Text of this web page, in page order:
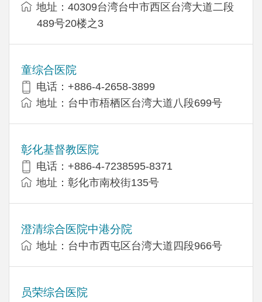
地址：40309台湾台中市西区台湾大道二段
489号20楼之3
童综合医院
电话：+886-4-2658-3899
地址：台中市梧栖区台湾大道八段699号
彰化基督教医院
电话：+886-4-7238595-8371
地址：彰化市南校街135号
澄清综合医院中港分院
地址：台中市西屯区台湾大道四段966号
员荣综合医院